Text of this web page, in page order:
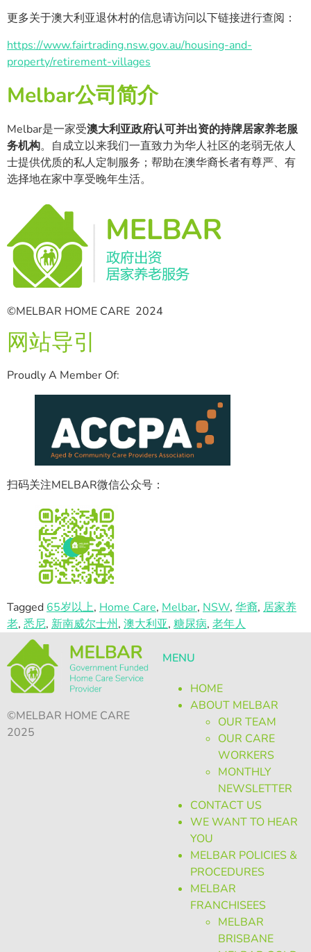
更多关于澳大利亚退休村的信息请访问以下链接进行查阅：
https://www.fairtrading.nsw.gov.au/housing-and-
property/retirement-villages
Melbar公司简介
Melbar是一家受澳大利亚政府认可并出资的持牌居家养老服
务机构。自成立以来我们一直致力为华人社区的老弱无依人
士提供优质的私人定制服务；帮助在澳华裔长者有尊严、有
选择地在家中享受晚年生活。
©MELBAR HOME CARE 2024
网站导引
Proudly A Member Of:
扫码关注MELBAR微信公众号：
Tagged 65岁以上, Home Care, Melbar, NSW, 华裔, 居家养
老, 悉尼, 新南威尔士州, 澳大利亚, 糖尿病, 老年人
©MELBAR HOME CARE
2025
MENU
HOME
ABOUT MELBAR
OUR TEAM
OUR CARE
WORKERS
MONTHLY
NEWSLETTER
CONTACT US
WE WANT TO HEAR
YOU
MELBAR POLICIES &
PROCEDURES
MELBAR
FRANCHISEES
MELBAR
BRISBANE